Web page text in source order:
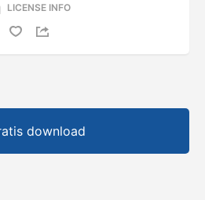
LICENSE INFO
download